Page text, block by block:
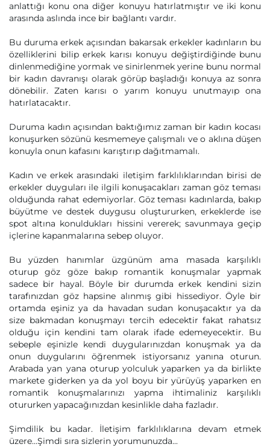
anlattığı konu ona diğer konuyu hatırlatmıştır ve iki konu
arasında aslında ince bir bağlantı vardır.
Bu duruma erkek açısından bakarsak erkekler kadınların bu
özelliklerini bilip erkek karısı konuyu değiştirdiğinde bunu
dinlenmediğine yormak ve sinirlenmek yerine bunu normal
bir kadın davranışı olarak görüp başladığı konuya az sonra
dönebilir. Zaten karısı o yarım konuyu unutmayıp ona
hatırlatacaktır.
Duruma kadın açısından baktığımız zaman bir kadın kocası
konuşurken sözünü kesmemeye çalışmalı ve o aklına düşen
konuyla onun kafasını karıştırıp dağıtmamalı.
Kadın ve erkek arasındaki iletişim farklılıklarından birisi de
erkekler duyguları ile ilgili konuşacakları zaman göz teması
olduğunda rahat edemiyorlar. Göz teması kadınlarda, bakıp
büyütme ve destek duygusu oluştururken, erkeklerde ise
spot altına konuldukları hissini vererek; savunmaya geçip
içlerine kapanmalarına sebep oluyor.
Bu yüzden hanımlar üzgünüm ama masada karşılıklı
oturup göz göze bakıp romantik konuşmalar yapmak
sadece bir hayal. Böyle bir durumda erkek kendini sizin
tarafınızdan göz hapsine alınmış gibi hissediyor. Öyle bir
ortamda eşiniz ya da havadan sudan konuşacaktır ya da
size bakmadan konuşmayı tercih edecektir fakat rahatsız
olduğu için kendini tam olarak ifade edemeyecektir. Bu
sebeple eşinizle kendi duygularınızdan konuşmak ya da
onun duygularını öğrenmek istiyorsanız yanına oturun.
Arabada yan yana oturup yolculuk yaparken ya da birlikte
markete giderken ya da yol boyu bir yürüyüş yaparken en
romantik konuşmalarınızı yapma ihtimaliniz karşılıklı
otururken yapacağınızdan kesinlikle daha fazladır.
Şimdilik bu kadar. İletişim farklılıklarına devam etmek
üzere...Şimdi sıra sizlerin yorumunuzda...